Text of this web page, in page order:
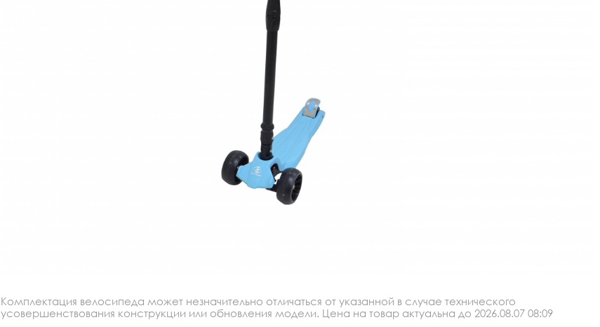
Комплектация велосипеда может незначительно отличаться от указанной в случае технического
усовершенствования конструкции или обновления модели. Цена на товар актуальна до 2026.08.07 08:09